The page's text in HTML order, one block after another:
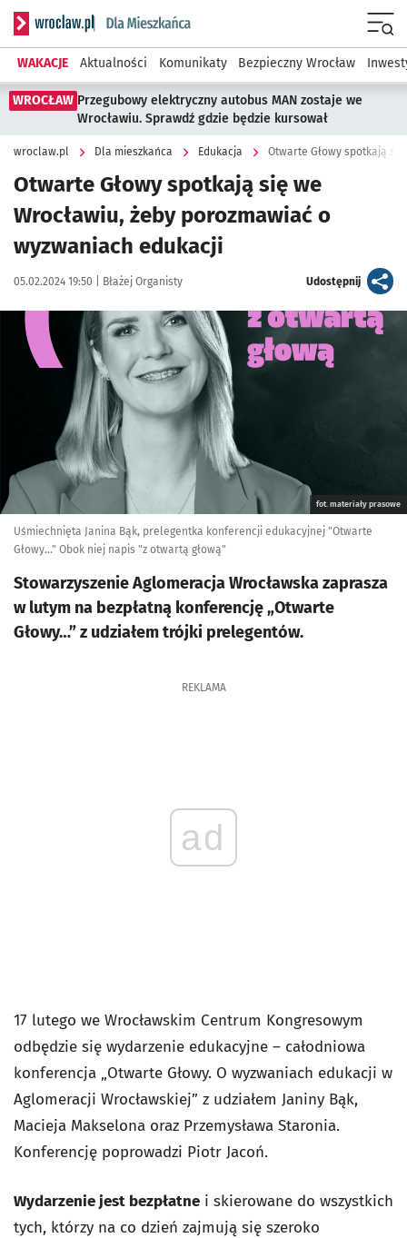
Serwis informacyjny wroclaw.pl podserwis: Dla mieszkańca
WAKACJE Aktualności Komunikaty Bezpieczny Wrocław
WROCŁAW Przegubowy elektryczny autobus MAN zostaje we
Wrocławiu. Sprawdź gdzie będzie kursował
wroclaw.pl Dla mieszkańca Edukacja
Otwarte Głowy spotkają się we
Wrocławiu, żeby porozmawiać o
wyzwaniach edukacji
Data publikacji:
05.02.2024 19:50 | Autor:
Błażej Organisty Udostępnijartykuł
Kliknij, aby powiększyć
fot. materiały prasowe
Uśmiechnięta Janina Bąk, prelegentka konferencji edukacyjnej "Otwarte
Głowy..." Obok niej napis "z otwartą głową"
Stowarzyszenie Aglomeracja Wrocławska zaprasza
w lutym na bezpłatną konferencję „Otwarte
Głowy…” z udziałem trójki prelegentów.
REKLAMA
ad
17 lutego we Wrocławskim Centrum Kongresowym
odbędzie się wydarzenie edukacyjne – całodniowa
konferencja „Otwarte Głowy. O wyzwaniach edukacji w
Aglomeracji Wrocławskiej” z udziałem Janiny Bąk,
Macieja Makselona oraz Przemysława Staronia.
Konferencję poprowadzi Piotr Jacoń.
Wydarzenie jest bezpłatne i skierowane do wszystkich
tych, którzy na co dzień zajmują się szeroko